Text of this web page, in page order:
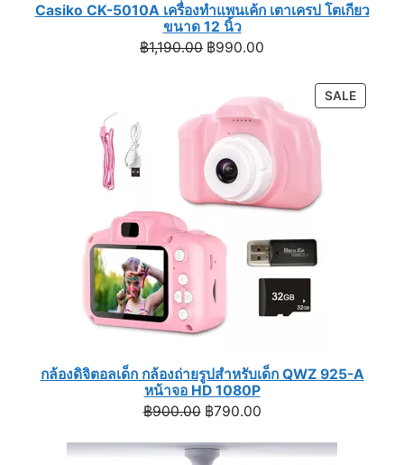
Casiko CK-5010A เครื่องทำแพนเค้ก เตาเครป โตเกียว
ขนาด 12 นิ้ว
฿1,190.00 Original
฿1,190.00.
฿990.00
฿990.00.
SALE
ON
กล้องดิจิตอลเด็ก กล้องถ่ายรูปสำหรับเด็ก QWZ 925-A
หน้าจอ HD 1080P
฿900.00 Original
was:
฿790.00Current
is: